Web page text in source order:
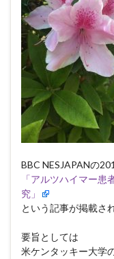
BBC NESJAPANの
「アルツハイマー
究」
という記事が掲載さ
要旨としては
米ケンタッキー大学